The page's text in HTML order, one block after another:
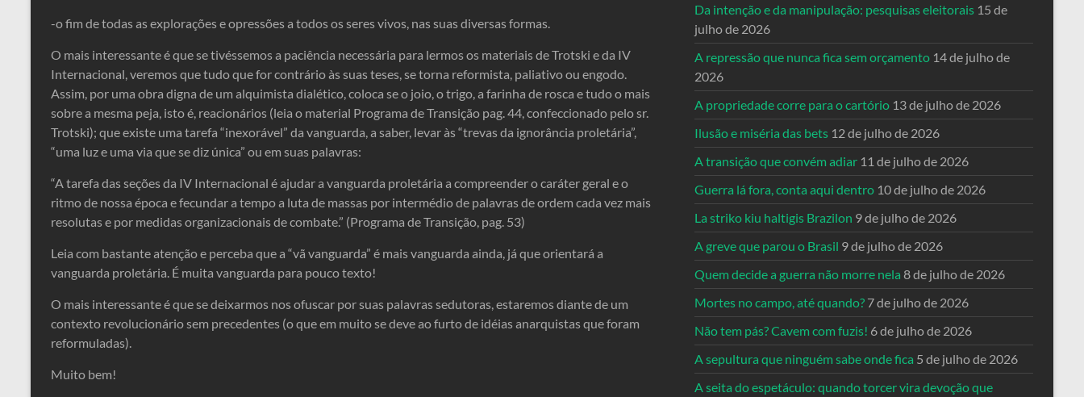
-o fim de todas as explorações e opressões a todos os seres vivos, nas suas diversas formas.
O mais interessante é que se tivéssemos a paciência necessária para lermos os materiais de Trotski e da IV
Internacional, veremos que tudo que for contrário às suas teses, se torna reformista, paliativo ou engodo.
Assim, por uma obra digna de um alquimista dialético, coloca se o joio, o trigo, a farinha de rosca e tudo o mais
sobre a mesma peja, isto é, reacionários (leia o material Programa de Transição pag. 44, confeccionado pelo sr.
Trotski); que existe uma tarefa “inexorável” da vanguarda, a saber, levar às “trevas da ignorância proletária”,
“uma luz e uma via que se diz única” ou em suas palavras:
“A tarefa das seções da IV Internacional é ajudar a vanguarda proletária a compreender o caráter geral e o
ritmo de nossa época e fecundar a tempo a luta de massas por intermédio de palavras ­de ­ordem cada vez mais
resolutas e por medidas organizacionais de combate.” (Programa de Transição, pag. 53)
Leia com bastante atenção e perceba que a “vã vanguarda” é mais vanguarda ainda, já que orientará a
vanguarda proletária. É muita vanguarda para pouco texto!
O mais interessante é que se deixarmos nos ofuscar por suas palavras sedutoras, estaremos diante de um
contexto revolucionário sem precedentes (o que em muito se deve ao furto de idéias anarquistas que foram
reformuladas).
Muito bem!
Da intenção e da manipulação: pesquisas eleitorais 15 de
julho de 2026
A repressão que nunca fica sem orçamento 14 de julho de
2026
A propriedade corre para o cartório 13 de julho de 2026
Ilusão e miséria das bets 12 de julho de 2026
A transição que convém adiar 11 de julho de 2026
Guerra lá fora, conta aqui dentro 10 de julho de 2026
La striko kiu haltigis Brazilon 9 de julho de 2026
A greve que parou o Brasil 9 de julho de 2026
Quem decide a guerra não morre nela 8 de julho de 2026
Mortes no campo, até quando? 7 de julho de 2026
Não tem pás? Cavem com fuzis! 6 de julho de 2026
A sepultura que ninguém sabe onde fica 5 de julho de 2026
A seita do espetáculo: quando torcer vira devoção que